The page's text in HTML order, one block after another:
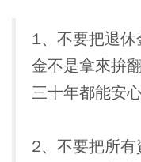
1、不要把退休
金不是拿來拚
三十年都能安心
2、不要把所有